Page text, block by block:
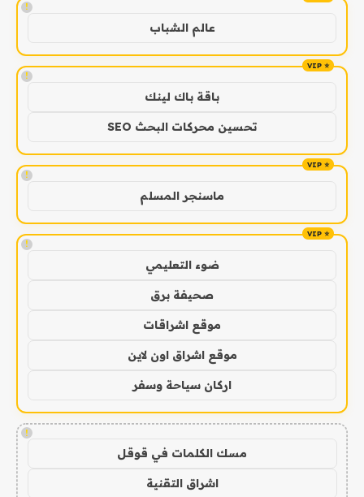
!
عالم الشباب
!
باقة باك لينك
تحسين محركات البحث SEO
!
ماسنجر المسلم
!
ضوء التعليمي
صحيفة برق
موقع اشراقات
موقع اشراق اون لاين
اركان سياحة وسفر
!
مسك الكلمات في قوقل
اشراق التقنية